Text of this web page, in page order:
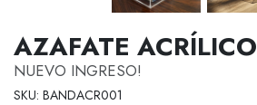
AZAFATE ACRÍLICO
NUEVO INGRESO!
SKU: BANDACR001